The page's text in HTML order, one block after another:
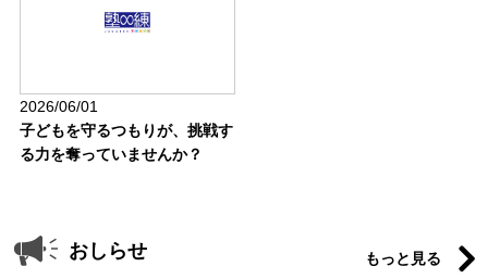
2026/06/01
子どもを守るつもりが、挑戦す
る力を奪っていませんか？
おしらせ もっと見る